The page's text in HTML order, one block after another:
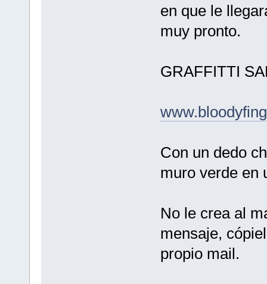
en que le
muy pronto.
GRAFFITTI
Con un dedo
muro verde en
No le crea al
mensaje,
propio mail.